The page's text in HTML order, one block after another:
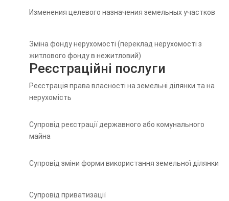
Изменения целевого назначения земельных участков
Зміна фонду нерухомості (переклад нерухомості з
житлового фонду в нежитловий)
Реєстраційні послуги
Реєстрація права власності на земельні ділянки та на
нерухомість
Супровід реєстрації державного або комунального
майна
Супровід зміни форми використання земельної ділянки
Супровід приватизації